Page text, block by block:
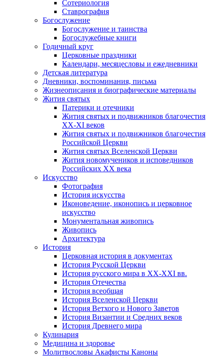
Сотериология
Ставрография
Богослужение
Богослужение и таинства
Богослужебные книги
Годичный круг
Церковные праздники
Календари, месяцесловы и ежедневники
Детская литература
Дневники, воспоминания, письма
Жизнеописания и биографические материалы
Жития святых
Патерики и отечники
Жития святых и подвижников благочестия
ХХ-XI веков
Жития святых и подвижников благочестия
Российской Церкви
Жития святых Вселенской Церкви
Жития новомучеников и исповедников
Российских ХХ века
Искусство
Фотография
История искусства
Иконоведение, иконопись и церковное
искусство
Монументальная живопись
Живопись
Архитектура
История
Церковная история в документах
История Русской Церкви
История русского мира в ХХ-ХХI вв.
История Отечества
История всеобщая
История Вселенской Церкви
История Ветхого и Нового Заветов
История Византии и Средних веков
История Древнего мира
Кулинария
Медицина и здоровье
Молитвословы Акафисты Каноны